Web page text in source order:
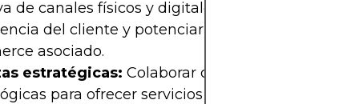
de canales físicos y digitales puede mejorar la
del cliente y potenciar el crecimiento del e-
asociado.
estratégicas: Colaborar con marcas y
para ofrecer servicios innovadores y